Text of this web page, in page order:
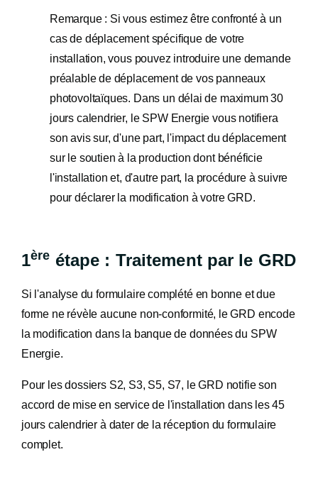
Remarque : Si vous estimez être confronté à un
cas de déplacement spécifique de votre
installation, vous pouvez introduire une demande
préalable de déplacement de vos panneaux
photovoltaïques. Dans un délai de maximum 30
jours calendrier, le SPW Energie vous notifiera
son avis sur, d'une part, l'impact du déplacement
sur le soutien à la production dont bénéficie
l'installation et, d'autre part, la procédure à suivre
pour déclarer la modification à votre GRD.
1ère étape : Traitement par le GRD
Si l'analyse du formulaire complété en bonne et due
forme ne révèle aucune non-conformité, le GRD encode
la modification dans la banque de données du SPW
Energie.
Pour les dossiers S2, S3, S5, S7, le GRD notifie son
accord de mise en service de l'installation dans les 45
jours calendrier à dater de la réception du formulaire
complet.